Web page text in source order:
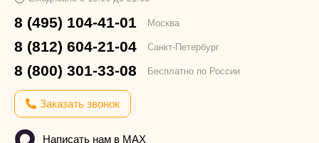
8 (495) 104-41-01 Москва
8 (812) 604-21-04 Санкт-Петербург
8 (800) 301-33-08 Бесплатно по России
Заказать звонок
Написать нам в MAX